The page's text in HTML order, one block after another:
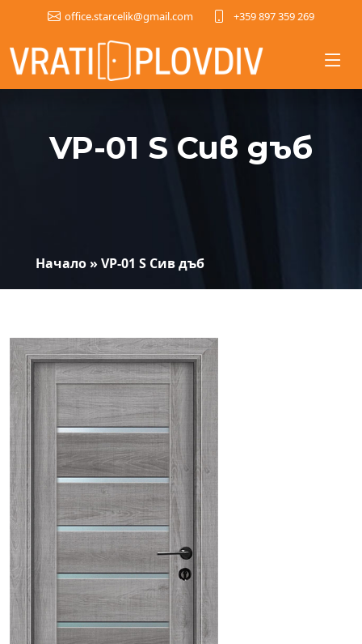
office.starcelik@gmail.com +359 897 359 269
VP-01 S Сив дъб
Начало» VP-01 S Сив дъб